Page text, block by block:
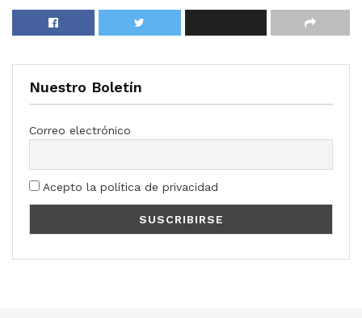
Nuestro Boletín
Correo electrónico
Acepto la política de privacidad